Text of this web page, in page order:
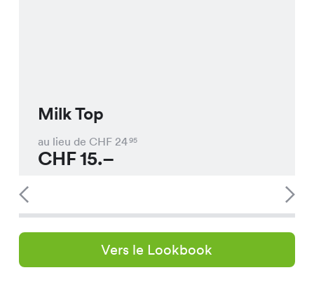
Milk Top
au lieu de CHF 2495
CHF15.–
Vers le Lookbook